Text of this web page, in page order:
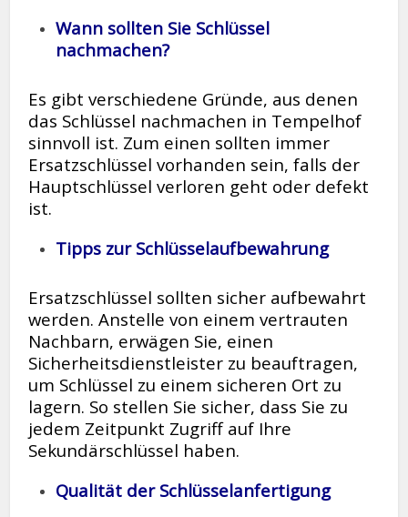
Wann sollten Sie Schlüssel
nachmachen?
Es gibt verschiedene Gründe, aus denen
das Schlüssel nachmachen in Tempelhof
sinnvoll ist. Zum einen sollten immer
Ersatzschlüssel vorhanden sein, falls der
Hauptschlüssel verloren geht oder defekt
ist.
Tipps zur Schlüsselaufbewahrung
Ersatzschlüssel sollten sicher aufbewahrt
werden. Anstelle von einem vertrauten
Nachbarn, erwägen Sie, einen
Sicherheitsdienstleister zu beauftragen,
um Schlüssel zu einem sicheren Ort zu
lagern. So stellen Sie sicher, dass Sie zu
jedem Zeitpunkt Zugriff auf Ihre
Sekundärschlüssel haben.
Qualität der Schlüsselanfertigung